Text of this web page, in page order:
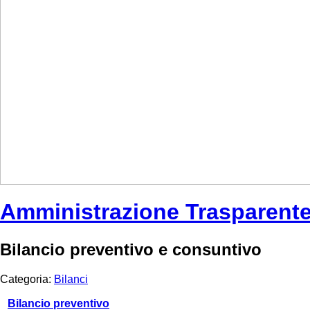
Amministrazione
Bilancio preventivo e consuntivo
Categoria: Bilanci
Bilancio preventivo